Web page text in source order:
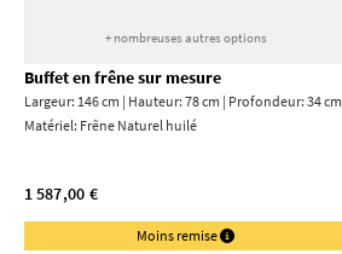
+ nombreuses autres options
Buffet en frêne sur mesure
Largeur: 146 cm | Hauteur: 78 cm | Profondeur: 34 cm
Matériel: Frêne Naturel huilé
1 587,00 €
Moins remise